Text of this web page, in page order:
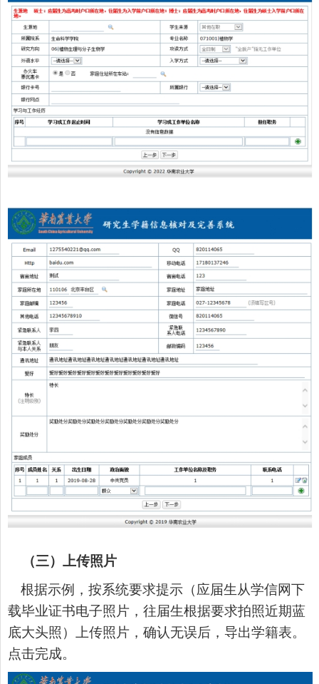
（三）上传照片
根据示例， 按系统要求提示（应届生从学信网下
载毕业证书电子照片，往届生根据要求拍照近期蓝
底大头照）上传照片 ，确认无误后，导出学籍表。
点击完成。